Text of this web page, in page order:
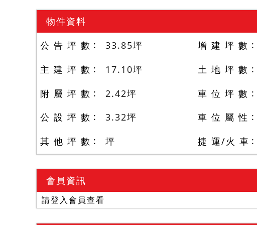
物件資料
公 告 坪 數
33.85坪
主 建 坪 數
17.10坪
附 屬 坪 數
2.42坪
公 設 坪 數
3.32坪
其 他 坪 數
坪
增 建 坪 數
土 地 坪 數
車 位 坪 數
車 位 屬 性
捷 運/火 車
會員資訊
請登入會員查看